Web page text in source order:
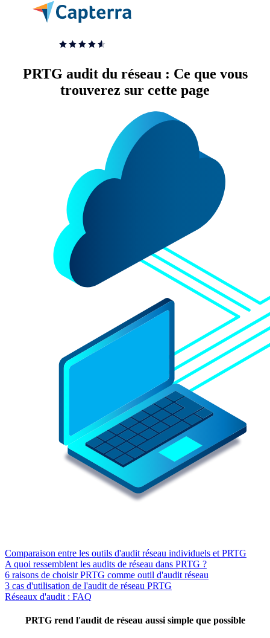
PRTG audit du réseau : Ce que vous
trouverez sur cette page
Comparaison entre les outils d'audit réseau individuels et PRTG
A quoi ressemblent les audits de réseau dans PRTG ?
6 raisons de choisir PRTG comme outil d'audit réseau
3 cas d'utilisation de l'audit de réseau PRTG
Réseaux d'audit : FAQ
PRTG rend l'audit de réseau aussi simple que possible